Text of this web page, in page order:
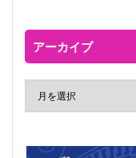
アーカイブ